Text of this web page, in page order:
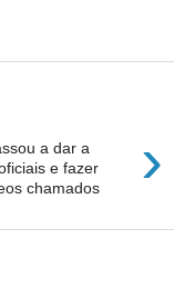
›
a dar a
e fazer
chamados